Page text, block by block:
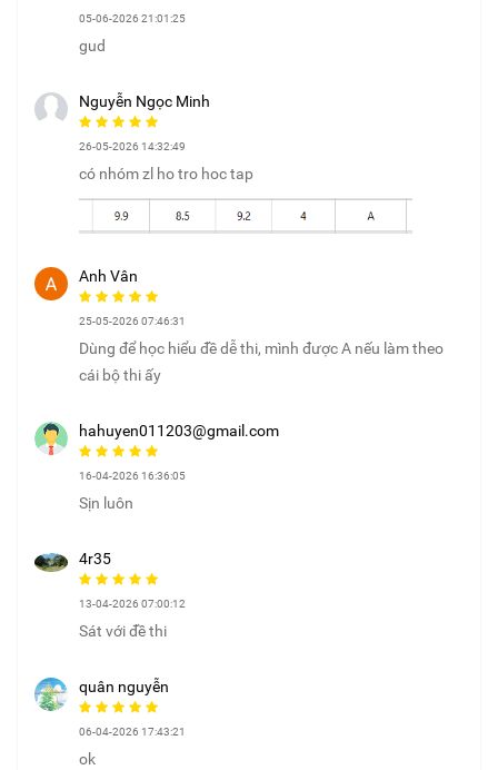
05-06-2026 21:01:25
gud
Nguyễn Ngọc Minh
26-05-2026 14:32:49
có nhóm zl ho tro hoc tap
Anh Vân
25-05-2026 07:46:31
Dùng để học hiểu đề dễ thi, mình được A nếu làm theo
cái bộ thi ấy
hahuyen011203@gmail.com
16-04-2026 16:36:05
Sịn luôn
4r35
13-04-2026 07:00:12
Sát với đề thi
quân nguyễn
06-04-2026 17:43:21
ok